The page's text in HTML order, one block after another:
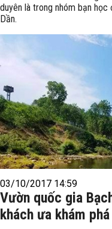
duyên là trong nhóm bạn
Dần.
03/10/2017 14:59
Vườn quốc gia
khách ưa khám phá